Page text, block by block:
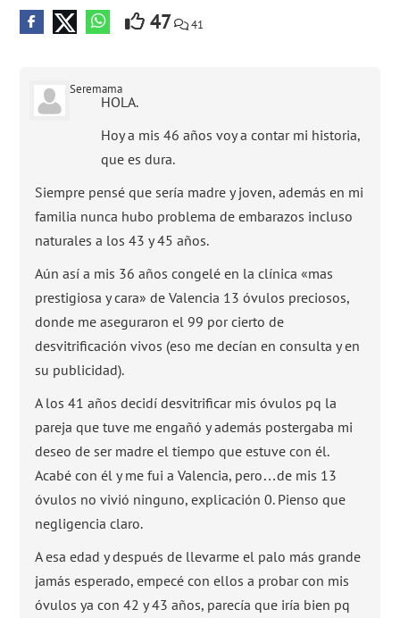
47 41
Seremama
HOLA.
Hoy a mis 46 años voy a contar mi historia,
que es dura.
Siempre pensé que sería madre y joven, además en mi
familia nunca hubo problema de embarazos incluso
naturales a los 43 y 45 años.
Aún así a mis 36 años congelé en la clínica «mas
prestigiosa y cara» de Valencia 13 óvulos preciosos,
donde me aseguraron el 99 por cierto de
desvitrificación vivos (eso me decían en consulta y en
su publicidad).
A los 41 años decidí desvitrificar mis óvulos pq la
pareja que tuve me engañó y además postergaba mi
deseo de ser madre el tiempo que estuve con él.
Acabé con él y me fui a Valencia, pero…de mis 13
óvulos no vivió ninguno, explicación 0. Pienso que
negligencia claro.
A esa edad y después de llevarme el palo más grande
jamás esperado, empecé con ellos a probar con mis
óvulos ya con 42 y 43 años, parecía que iría bien pq